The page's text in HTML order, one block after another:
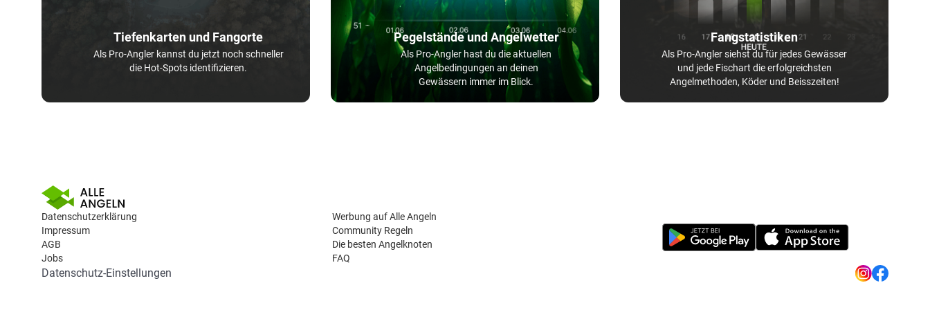
Tiefenkarten und Fangorte
Als Pro-Angler kannst du jetzt noch schneller
die Hot-Spots identifizieren.
Pegelstände und Angelwetter
Als Pro-Angler hast du die aktuellen
Angelbedingungen an deinen
Gewässern immer im Blick.
Fangstatistiken
Als Pro-Angler siehst du für jedes Gewässer
und jede Fischart die erfolgreichsten
Angelmethoden, Köder und Beisszeiten!
Datenschutzerklärung
Impressum
AGB
Jobs
Werbung auf Alle Angeln
Community Regeln
Die besten Angelknoten
FAQ
Datenschutz-Einstellungen